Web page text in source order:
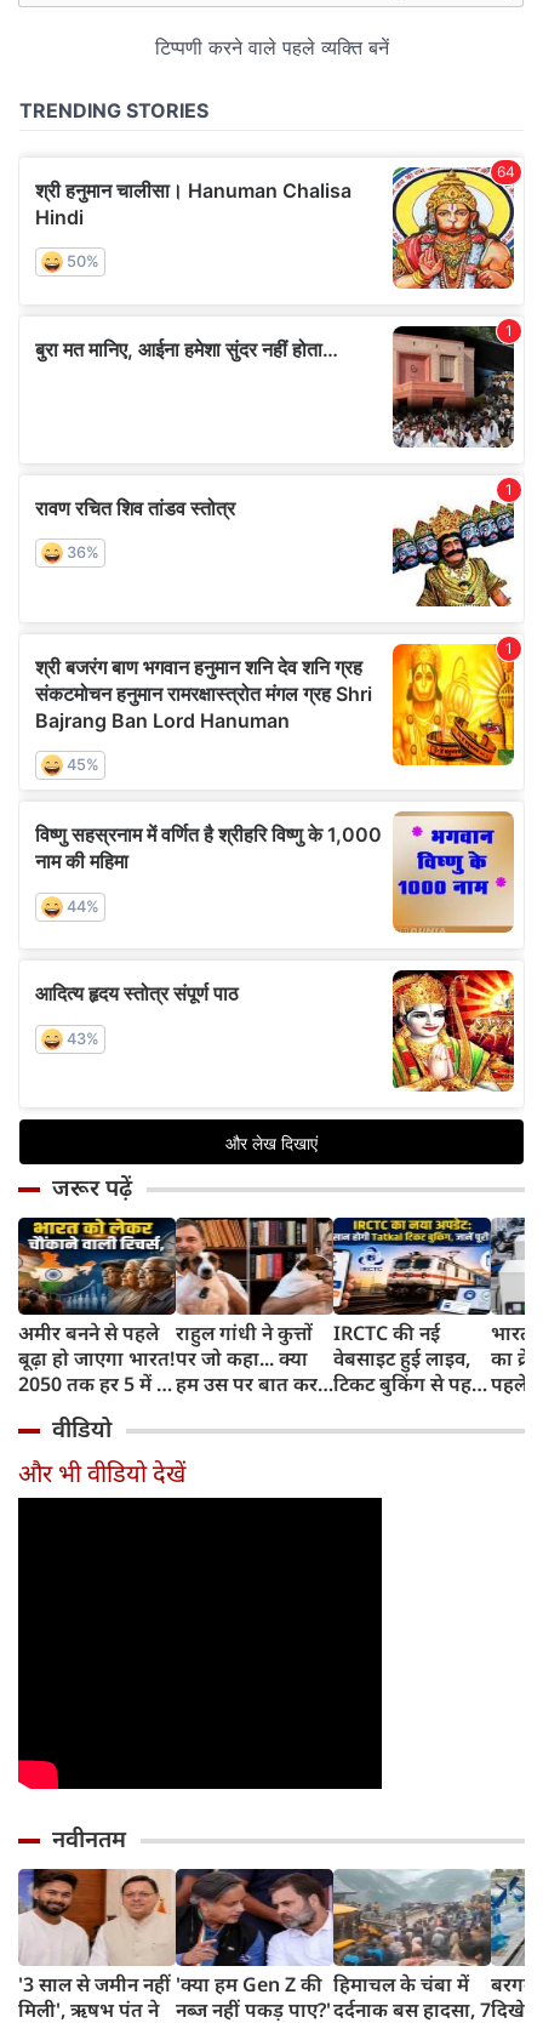
जरूर पढ़ें
अमीर बनने से पहले
बूढ़ा हो जाएगा भारत!
2050 तक हर 5 में 1
साल से ज्यादा उम्र का
राहुल गांधी ने कुत्तों
पर जो कहा... क्या
हम उस पर बात कर
IRCTC की नई
वेबसाइट हुई लाइव,
टिकट बुकिंग से पहले
काम, जानें पूरा
भारत
का
पहले
और
वीडियो
और भी वीडियो देखें
नवीनतम
'3 साल से जमीन नहीं
मिली', ऋषभ पंत ने
'क्या हम Gen Z की
नब्ज नहीं पकड़ पाए?'
हिमाचल के चंबा में
दर्दनाक बस हादसा, 7
बरगद